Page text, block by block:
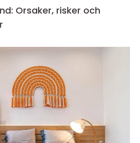
Orsaker, risker och